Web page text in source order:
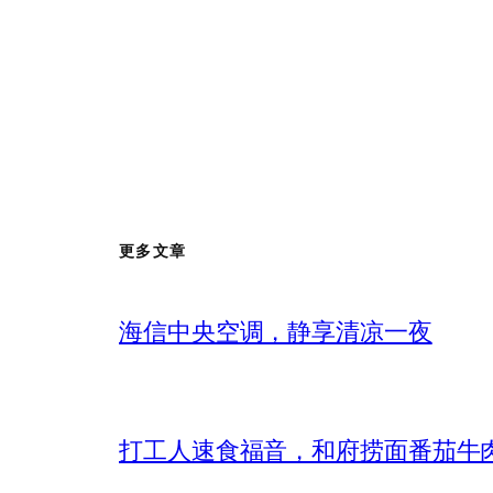
更多文章
海信中央空调，静享清凉一夜
打工人速食福音，和府捞面番茄牛